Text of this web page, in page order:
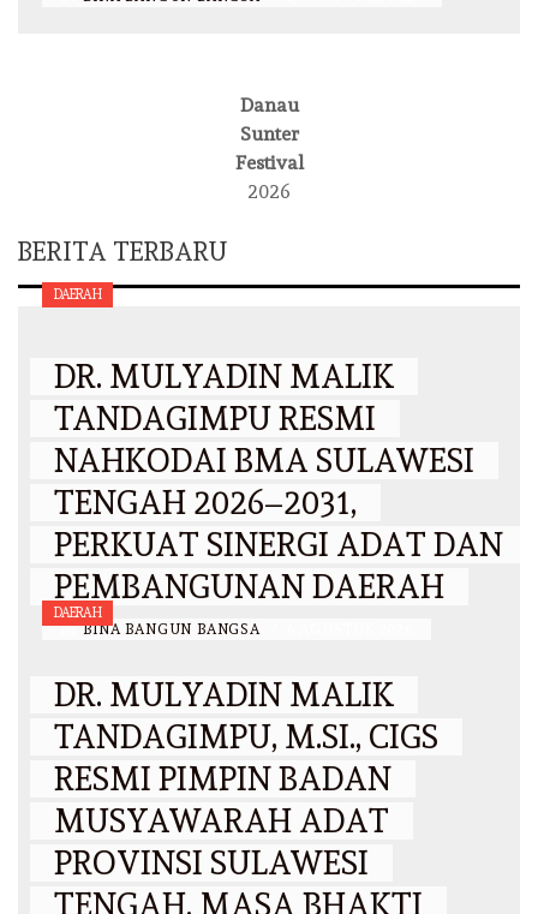
Danau
Sunter
Festival
2026
BERITA TERBARU
DAERAH
DR. MULYADIN MALIK
TANDAGIMPU RESMI
NAHKODAI BMA SULAWESI
TENGAH 2026–2031,
PERKUAT SINERGI ADAT DAN
PEMBANGUNAN DAERAH
BY BINA BANGUN BANGSA
DAERAH
DR. MULYADIN MALIK
TANDAGIMPU, M.SI., CIGS
RESMI PIMPIN BADAN
MUSYAWARAH ADAT
PROVINSI SULAWESI
TENGAH, MASA BHAKTI